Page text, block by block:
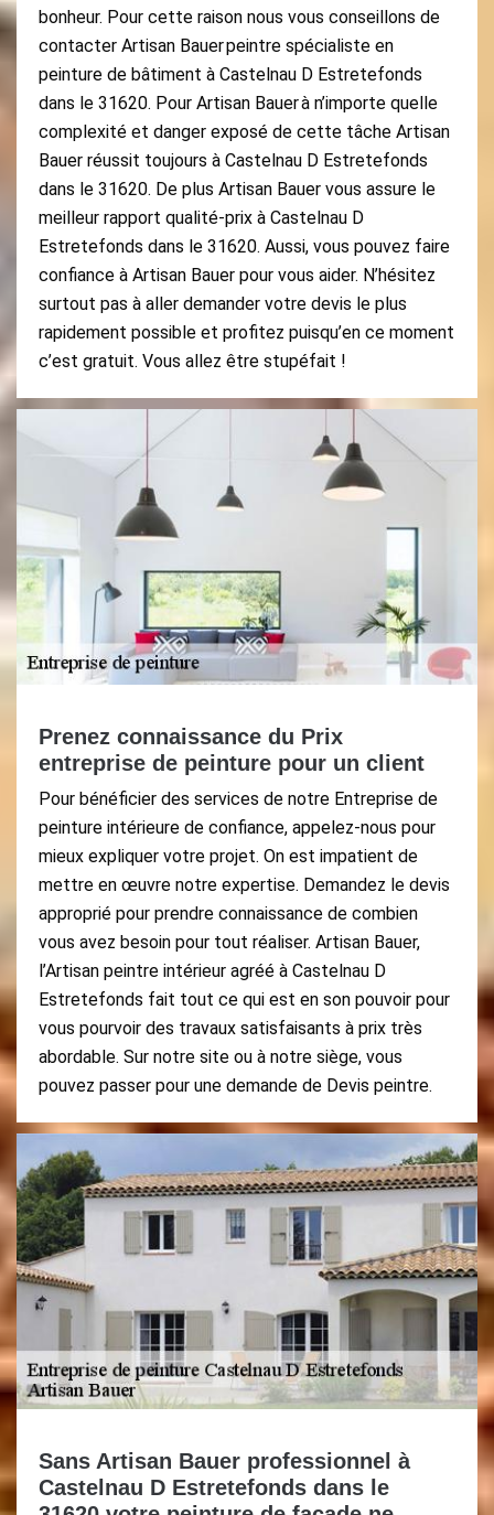
bonheur. Pour cette raison nous vous conseillons de
contacter Artisan Bauer peintre spécialiste en
peinture de bâtiment à Castelnau D Estretefonds
dans le 31620. Pour Artisan Bauer à n’importe quelle
complexité et danger exposé de cette tâche Artisan
Bauer réussit toujours à Castelnau D Estretefonds
dans le 31620. De plus Artisan Bauer vous assure le
meilleur rapport qualité-prix à Castelnau D
Estretefonds dans le 31620. Aussi, vous pouvez faire
confiance à Artisan Bauer pour vous aider. N’hésitez
surtout pas à aller demander votre devis le plus
rapidement possible et profitez puisqu’en ce moment
c’est gratuit. Vous allez être stupéfait !
Prenez connaissance du Prix
entreprise de peinture pour un client
Pour bénéficier des services de notre Entreprise de
peinture intérieure de confiance, appelez-nous pour
mieux expliquer votre projet. On est impatient de
mettre en œuvre notre expertise. Demandez le devis
approprié pour prendre connaissance de combien
vous avez besoin pour tout réaliser. Artisan Bauer,
l’Artisan peintre intérieur agréé à Castelnau D
Estretefonds fait tout ce qui est en son pouvoir pour
vous pourvoir des travaux satisfaisants à prix très
abordable. Sur notre site ou à notre siège, vous
pouvez passer pour une demande de Devis peintre.
Sans Artisan Bauer professionnel à
Castelnau D Estretefonds dans le